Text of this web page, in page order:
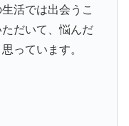
活では出会うこ
だいて、悩んだ
っています。